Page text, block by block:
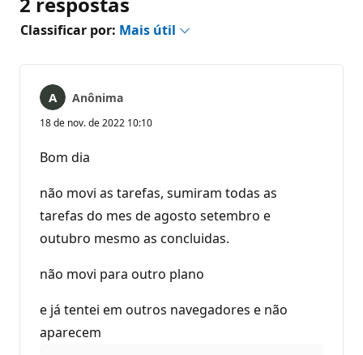
Classificar por: Mais útil
Anônima
18 de nov. de 2022 10:10
Bom dia
não movi as tarefas, sumiram todas as
tarefas do mes de agosto setembro e
outubro mesmo as concluidas.
não movi para outro plano
e já tentei em outros navegadores e não
aparecem